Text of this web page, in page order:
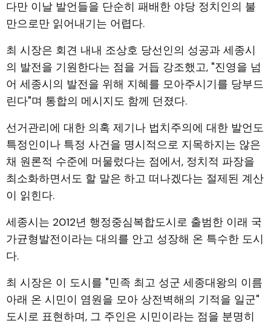
다만 이날 발언들을 단순히 패배한 야당 정치인의 불
만으로만 읽어내기는 어렵다.
최 시장은 회견 내내 조상호 당선인의 성공과 세종시
의 발전을 기원한다는 점을 거듭 강조했고, "진영을 넘
어 세종시의 발전을 위해 지혜를 모아주시기를 당부드
린다"며 통합의 메시지도 함께 던졌다.
선거관리에 대한 의혹 제기나 법치주의에 대한 발언도
특정인이나 특정 사건을 명시적으로 지목하지는 않은
채 원론적 수준에 머물렀다는 점에서, 정치적 파장을
최소화하면서도 할 말은 하고 떠나겠다는 절제된 계산
이 읽힌다.
세종시는 2012년 행정중심복합도시로 출범한 이래 국
가균형발전이라는 대의를 안고 성장해 온 특수한 도시
다.
최 시장은 이 도시를 "민족 최고 성군 세종대왕의 이름
아래 온 시민이 염원을 모아 상전벽해의 기적을 일군"
도시로 표현하며, 그 주인은 시민이라는 점을 분명히